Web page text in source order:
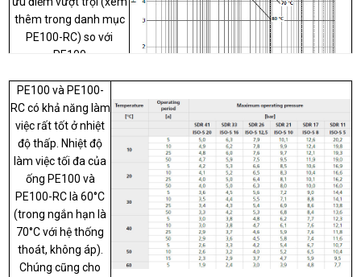
thêm trong danh mục
PE100-RC) so với
PE100
Hệ thống đường ống PE
do SDT cung cấp theo
tiêu chuẩn DIN 8074 với
ống và DIN 16963 với
phụ kiện được làm
hoàn toàn từ hạt nhựa
nguyên sinh PE100
hoặc PE100-RC chất
lượng cao, do hãng
AGRU (Áo) cung cấp,
sản phẩm được sản
Kiểm tra độ bên chịu áp trong dài hạn của
ống nhựa PE100 và PE100-RC của AGRU
(ÁO)
PE100 và PE100-
RC có khả năng làm
việc rất tốt ở nhiệt
độ thấp. Nhiệt độ
làm việc tối đa của
ống PE100 và
PE100-RC là 60°C
(trong ngắn hạn là
70°C với hệ thống
thoát, không áp).
Chúng cũng cho